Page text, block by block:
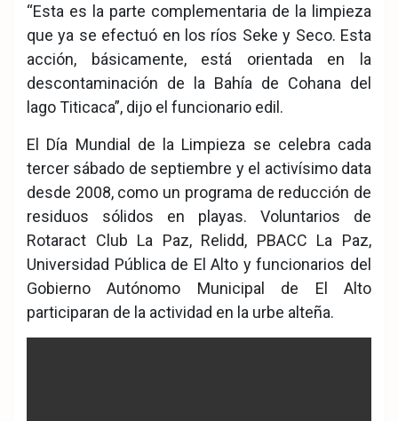
“Esta es la parte complementaria de la limpieza
que ya se efectuó en los ríos Seke y Seco. Esta
acción, básicamente, está orientada en la
descontaminación de la Bahía de Cohana del
lago Titicaca”, dijo el funcionario edil.
El Día Mundial de la Limpieza se celebra cada
tercer sábado de septiembre y el activísimo data
desde 2008, como un programa de reducción de
residuos sólidos en playas. Voluntarios de
Rotaract Club La Paz, Relidd, PBACC La Paz,
Universidad Pública de El Alto y funcionarios del
Gobierno Autónomo Municipal de El Alto
participaran de la actividad en la urbe alteña.